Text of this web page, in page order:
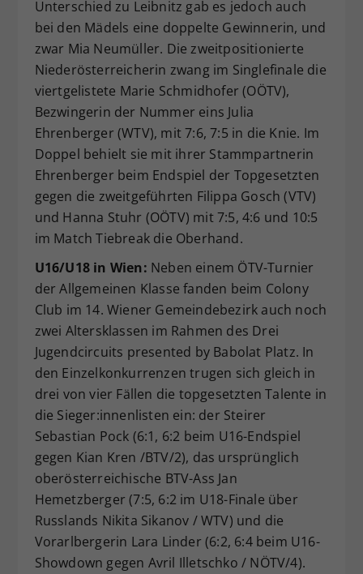
Unterschied zu Leibnitz gab es jedoch auch
bei den Mädels eine doppelte Gewinnerin, und
zwar Mia Neumüller. Die zweitpositionierte
Niederösterreicherin zwang im Singlefinale die
viertgelistete Marie Schmidhofer (OÖTV),
Bezwingerin der Nummer eins Julia
Ehrenberger (WTV), mit 7:6, 7:5 in die Knie. Im
Doppel behielt sie mit ihrer Stammpartnerin
Ehrenberger beim Endspiel der Topgesetzten
gegen die zweitgeführten Filippa Gosch (VTV)
und Hanna Stuhr (OÖTV) mit 7:5, 4:6 und 10:5
im Match Tiebreak die Oberhand.
U16/U18 in Wien: Neben einem ÖTV-Turnier
der Allgemeinen Klasse fanden beim Colony
Club im 14. Wiener Gemeindebezirk auch noch
zwei Altersklassen im Rahmen des Drei
Jugendcircuits presented by Babolat Platz. In
den Einzelkonkurrenzen trugen sich gleich in
drei von vier Fällen die topgesetzten Talente in
die Sieger:innenlisten ein: der Steirer
Sebastian Pock (6:1, 6:2 beim U16-Endspiel
gegen Kian Kren /BTV/2), das ursprünglich
oberösterreichische BTV-Ass Jan
Hemetzberger (7:5, 6:2 im U18-Finale über
Russlands Nikita Sikanov / WTV) und die
Vorarlbergerin Lara Linder (6:2, 6:4 beim U16-
Showdown gegen Avril Illetschko / NÖTV/4).